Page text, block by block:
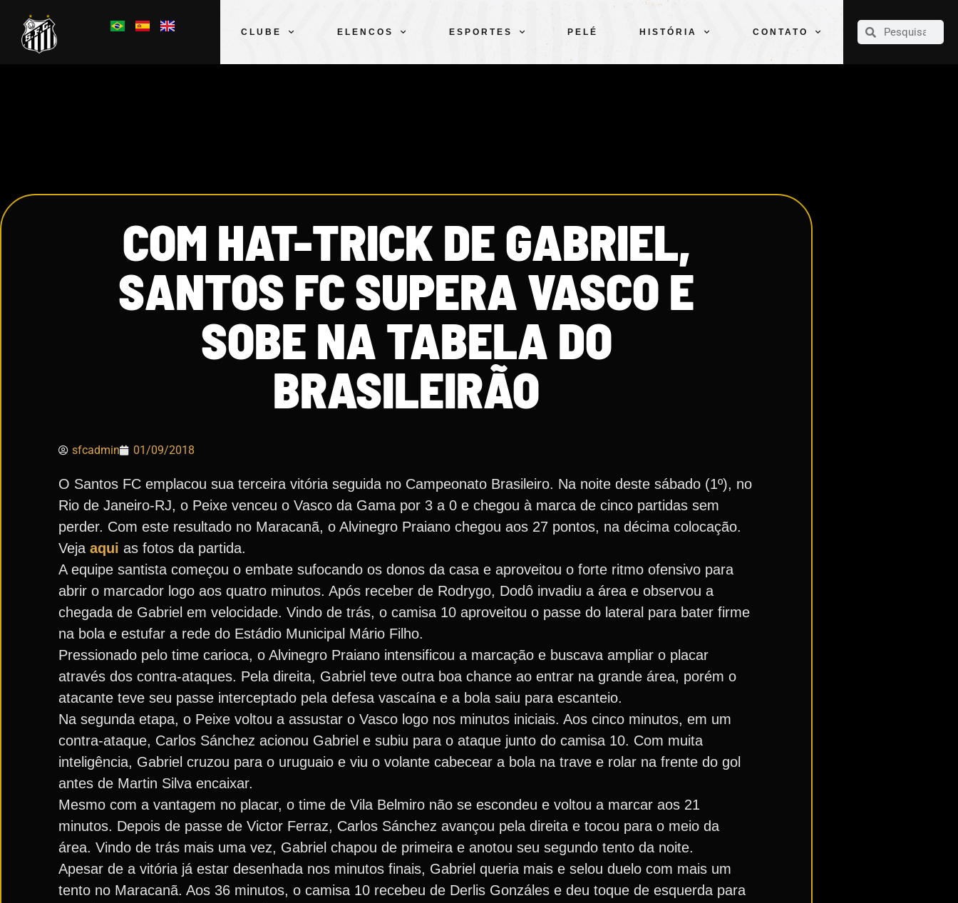
CLUBE ELENCOS ESPORTES PELÉ HISTÓRIA CONTATO
CLUBE
COM HAT-TRICK DE GABRIEL,
SANTOS FC SUPERA VASCO E
SOBE NA TABELA DO
BRASILEIRÃO
sfcadmin 01/09/2018
O Santos FC emplacou sua terceira vitória seguida no Campeonato Brasileiro. Na noite deste sábado (1º), no
Rio de Janeiro-RJ, o Peixe venceu o Vasco da Gama por 3 a 0 e chegou à marca de cinco partidas sem
perder. Com este resultado no Maracanã, o Alvinegro Praiano chegou aos 27 pontos, na décima colocação.
Veja aqui as fotos da partida.
A equipe santista começou o embate sufocando os donos da casa e aproveitou o forte ritmo ofensivo para
abrir o marcador logo aos quatro minutos. Após receber de Rodrygo, Dodô invadiu a área e observou a
chegada de Gabriel em velocidade. Vindo de trás, o camisa 10 aproveitou o passe do lateral para bater firme
na bola e estufar a rede do Estádio Municipal Mário Filho.
Pressionado pelo time carioca, o Alvinegro Praiano intensificou a marcação e buscava ampliar o placar
através dos contra-ataques. Pela direita, Gabriel teve outra boa chance ao entrar na grande área, porém o
atacante teve seu passe interceptado pela defesa vascaína e a bola saiu para escanteio.
Na segunda etapa, o Peixe voltou a assustar o Vasco logo nos minutos iniciais. Aos cinco minutos, em um
contra-ataque, Carlos Sánchez acionou Gabriel e subiu para o ataque junto do camisa 10. Com muita
inteligência, Gabriel cruzou para o uruguaio e viu o volante cabecear a bola na trave e rolar na frente do gol
antes de Martin Silva encaixar.
Mesmo com a vantagem no placar, o time de Vila Belmiro não se escondeu e voltou a marcar aos 21
minutos. Depois de passe de Victor Ferraz, Carlos Sánchez avançou pela direita e tocou para o meio da
área. Vindo de trás mais uma vez, Gabriel chapou de primeira e anotou seu segundo tento da noite.
Apesar de a vitória já estar desenhada nos minutos finais, Gabriel queria mais e selou duelo com mais um
tento no Maracanã. Aos 36 minutos, o camisa 10 recebeu de Derlis Gonzáles e deu toque de esquerda para